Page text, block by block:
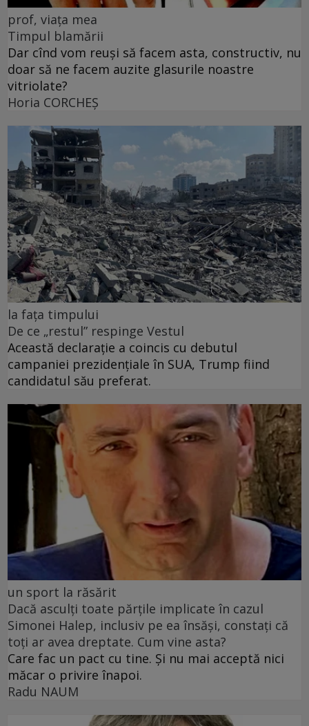
prof, viața mea
Timpul blamării
Dar cînd vom reuși să facem asta, constructiv, nu
doar să ne facem auzite glasurile noastre
vitriolate?
Horia CORCHEŞ
la fața timpului
De ce „restul” respinge Vestul
Această declarație a coincis cu debutul
campaniei prezidențiale în SUA, Trump fiind
candidatul său preferat.
un sport la răsărit
Dacă asculți toate părțile implicate în cazul
Simonei Halep, inclusiv pe ea însăși, constați că
toți ar avea dreptate. Cum vine asta?
Care fac un pact cu tine. Și nu mai acceptă nici
măcar o privire înapoi.
Radu NAUM